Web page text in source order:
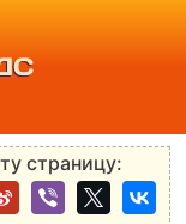
страницу: